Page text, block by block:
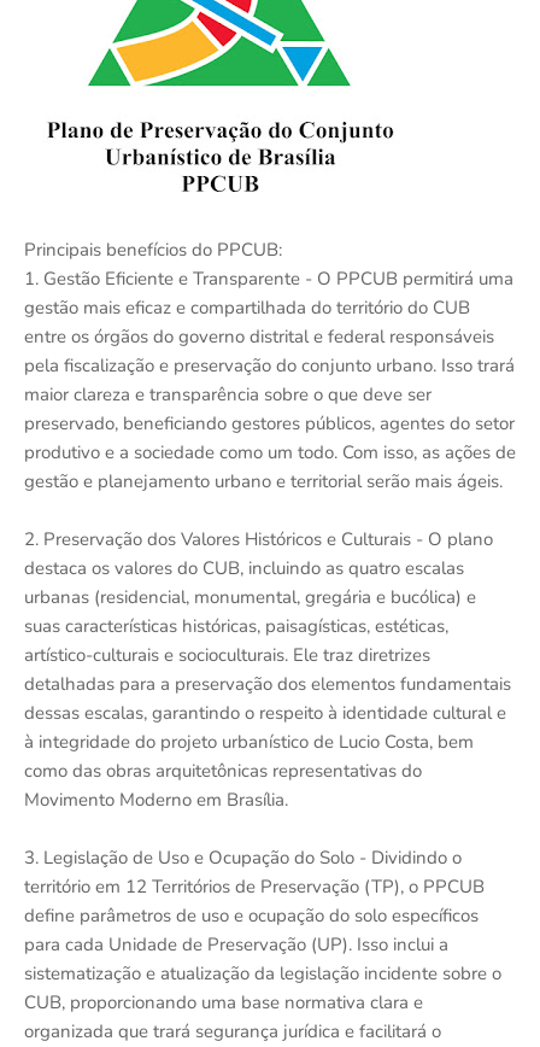
Principais benefícios do PPCUB:
1. Gestão Eficiente e Transparente - O PPCUB permitirá uma
gestão mais eficaz e compartilhada do território do CUB
entre os órgãos do governo distrital e federal responsáveis
pela fiscalização e preservação do conjunto urbano. Isso trará
maior clareza e transparência sobre o que deve ser
preservado, beneficiando gestores públicos, agentes do setor
produtivo e a sociedade como um todo. Com isso, as ações de
gestão e planejamento urbano e territorial serão mais ágeis.
2. Preservação dos Valores Históricos e Culturais - O plano
destaca os valores do CUB, incluindo as quatro escalas
urbanas (residencial, monumental, gregária e bucólica) e
suas características históricas, paisagísticas, estéticas,
artístico-culturais e socioculturais. Ele traz diretrizes
detalhadas para a preservação dos elementos fundamentais
dessas escalas, garantindo o respeito à identidade cultural e
à integridade do projeto urbanístico de Lucio Costa, bem
como das obras arquitetônicas representativas do
Movimento Moderno em Brasília.
3. Legislação de Uso e Ocupação do Solo - Dividindo o
território em 12 Territórios de Preservação (TP), o PPCUB
define parâmetros de uso e ocupação do solo específicos
para cada Unidade de Preservação (UP). Isso inclui a
sistematização e atualização da legislação incidente sobre o
CUB, proporcionando uma base normativa clara e
organizada que trará segurança jurídica e facilitará o